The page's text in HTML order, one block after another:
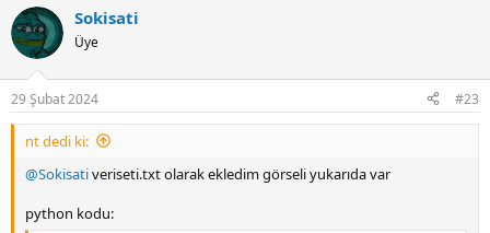
Sokisati
Üye
29 Şubat 2024 #23
nt dedi ki:
@Sokisativeriseti.txt olarak ekledim görseli yukarıda var
python kodu: